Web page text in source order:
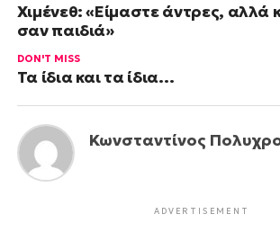
Χιμένεθ: «Είμαστε άντρες, αλλά
σαν παιδιά»
DON'T MISS
Τα ίδια και τα ίδια…
Κωνσταντίνος
ADVERTISEMENT